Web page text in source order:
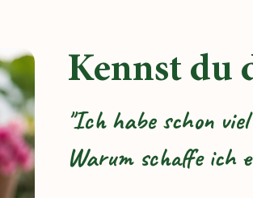
Kennst du
"Ich habe schon
Warum schaffe ich